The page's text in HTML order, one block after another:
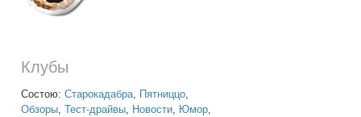
Клубы
Состою: Старокадабра, Пятниццо,
Обзоры, Тест-драйвы, Новости, Юмор,